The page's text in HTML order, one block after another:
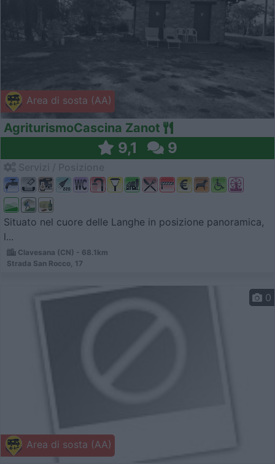
Area di sosta (AA)
AgriturismoCascina Zanot
9,1 9
Situato nel cuore delle Langhe in posizione panoramica,
l...
Clavesana (CN) - 68.1km
Strada San Rocco, 17
Area di sosta (AA)
0